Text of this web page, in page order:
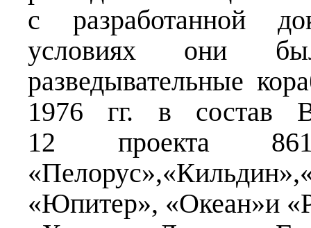
с разработанной
условиях они
разведывательные
1976 гг. в состав
12 проекта
«Юпитер», «Океан»и